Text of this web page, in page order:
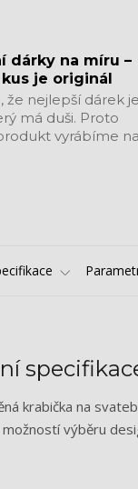
dárky na míru –
je originál
že nejlepší dárek je
má duši. Proto
vyrábíme
krabička na
výběru